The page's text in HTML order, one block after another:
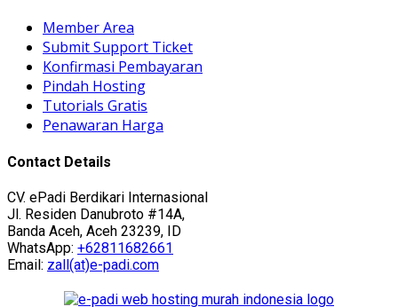
Member Area
Submit Support Ticket
Konfirmasi Pembayaran
Pindah Hosting
Tutorials Gratis
Penawaran Harga
Contact Details
CV. ePadi Berdikari Internasional
Jl. Residen Danubroto #14A,
Banda Aceh, Aceh 23239, ID
WhatsApp: +62811682661
Email: zall(at)e-padi.com